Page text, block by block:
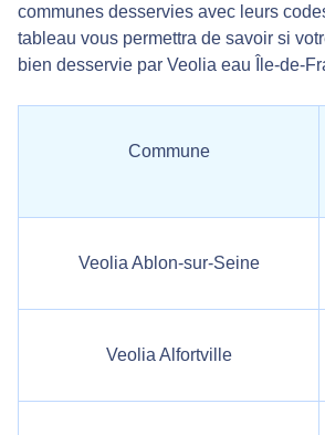
communes desservies avec leurs
tableau vous permettra de savoir si
bien desservie par Veolia eau Île-de-
Commune
Veolia Ablon-sur-Seine
Veolia Alfortville